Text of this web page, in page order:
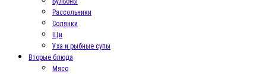
Рассольники
Солянки
Щи
Уха и рыбные супы
Вторые блюда
Мясо